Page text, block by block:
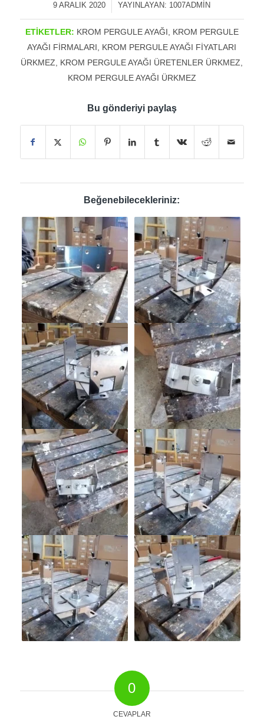
9 ARALIK 2020
/ YAYINLAYAN: 1007ADMIN
ETIKETLER: KROM PERGULE AYAĞI, KROM PERGULE
AYAĞI FIRMALARI, KROM PERGULE AYAĞI FIYATLARI
ÜRKMEZ, KROM PERGULE AYAĞI ÜRETENLER ÜRKMEZ,
KROM PERGULE AYAĞI ÜRKMEZ
Bu gönderiyi paylaş
Beğenebilecekleriniz:
0
CEVAPLAR